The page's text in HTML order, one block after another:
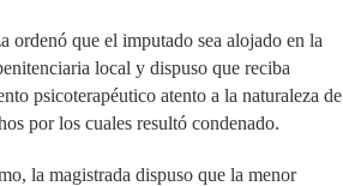
ordenó que el imputado sea alojado en la
local y dispuso que reciba
psicoterapéutico atento a la naturaleza de
por los cuales resultó condenado.
la magistrada dispuso que la menor